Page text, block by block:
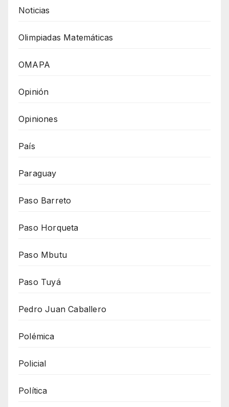
Noticias
Olimpiadas Matemáticas
OMAPA
Opinión
Opiniones
País
Paraguay
Paso Barreto
Paso Horqueta
Paso Mbutu
Paso Tuyá
Pedro Juan Caballero
Polémica
Policial
Política